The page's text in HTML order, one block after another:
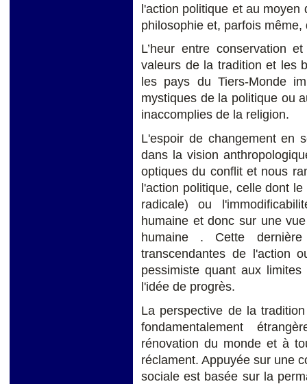
l'action politique et au
philosophie et, parfois même,
L’heur entre conservation
valeurs de la tradition et les
les pays du Tiers-Monde
mystiques de la politique ou
inaccomplies de la religion.
L'espoir de changement en
dans la vision
optiques du conflit et nous
l'action politique, celle dont
radicale) ou
humaine et donc sur une
humaine . Cette
transcendantes de l'action
pessimiste quant aux
l'idée de progrès.
La perspective de la
fondamentalement
rénovation du monde et à
réclament. Appuyée sur une
sociale est basée sur la